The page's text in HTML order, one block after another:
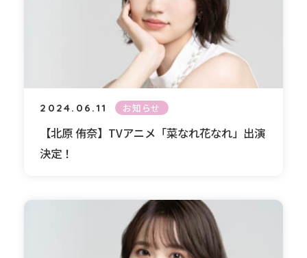
2024.06.11 お知らせ
【北原 侑奈】TVアニメ「菜なれ花なれ」出演
決定！